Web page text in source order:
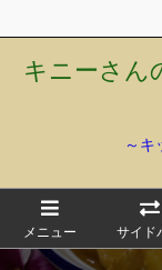
キニーさん
～キ
メニュー サイド